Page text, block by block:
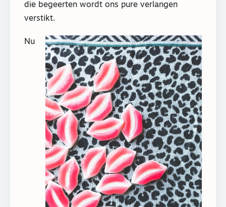
die begeerten wordt ons pure verlangen
verstikt.
Nu